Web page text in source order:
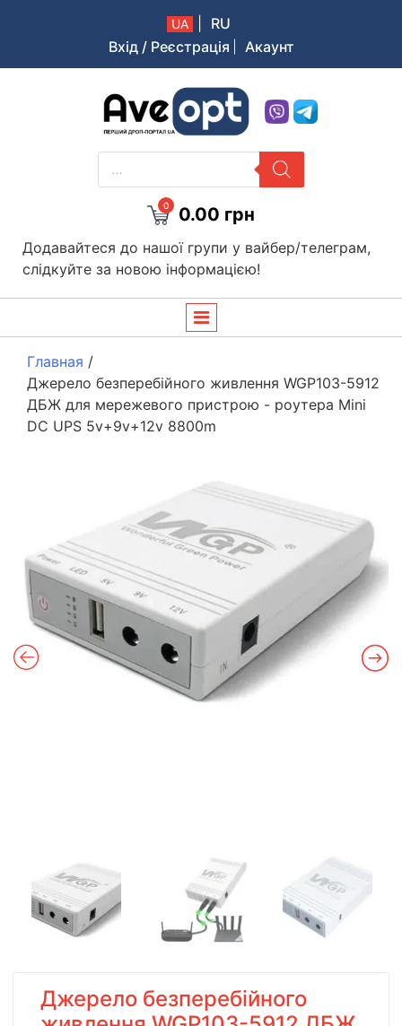
UA
RU
Вхід / Реєстрація
Акаунт
Aveopt – оптова дропшипінг платформа в Україні
PRODUCTS
SEARCH
0 0.00 грн
Додавайтеся до нашої групи у вайбер/телеграм,
слідкуйте за новою інформацією!
Главная /
Джерело безперебійного живлення WGP103-5912
ДБЖ для мережевого пристрою - роутера Mini
DC UPS 5v+9v+12v 8800m
Джерело безперебійного